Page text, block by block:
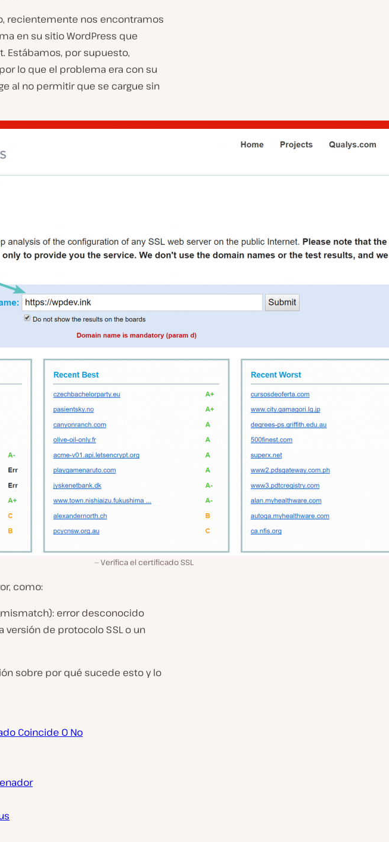
recientemente nos encontramos
en su sitio WordPress que
Estábamos, por supuesto,
lo que el problema era con su
al no permitir que se cargue sin
Verifica el certificado SSL
como:
error desconocido
versión de protocolo SSL o un
sobre por qué sucede esto y lo
Coincide O No